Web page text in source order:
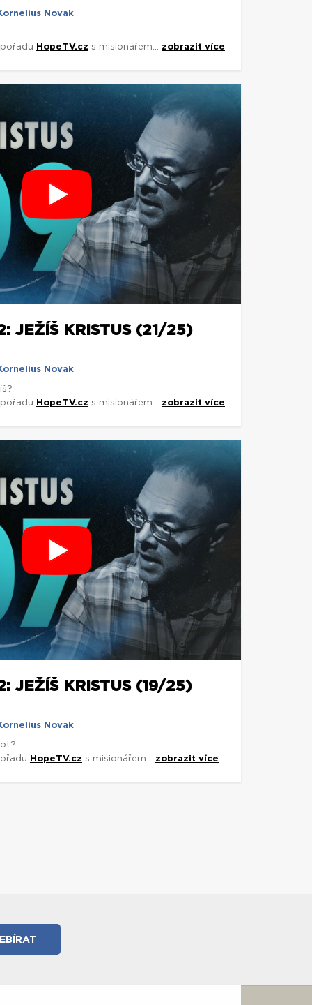
Novak
HopeTV.cz s misionářem... zobrazit více
JEŽÍŠ KRISTUS (21/25)
Novak
HopeTV.cz s misionářem... zobrazit více
JEŽÍŠ KRISTUS (19/25)
Novak
HopeTV.cz s misionářem... zobrazit více